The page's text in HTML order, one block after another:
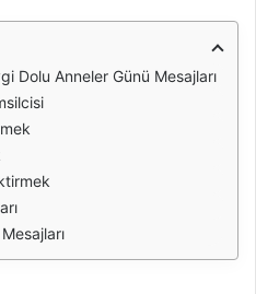
Dolu Anneler Günü Mesajları